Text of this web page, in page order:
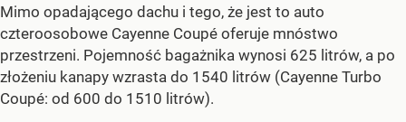
Mimo opadającego dachu i tego, że jest to auto
czteroosobowe Cayenne Coupé oferuje mnóstwo
przestrzeni. Pojemność bagażnika wynosi 625 litrów, a po
złożeniu kanapy wzrasta do 1540 litrów (Cayenne Turbo
Coupé: od 600 do 1510 litrów).